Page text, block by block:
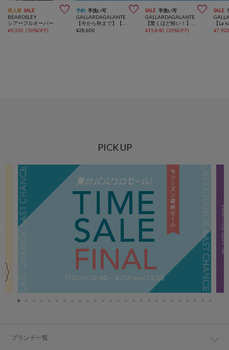
再入荷 SALE 
BEARDSLEY
シアープルオーバー
¥9,350 (50%OFF)
予約 手洗い可 
GALLARDAGALANTE
¥28,600
SALE 手洗い可 
GALLARDAGALANTE
¥15,840 (20%OFF)
SALE
¥
PICK UP
ブランド一覧